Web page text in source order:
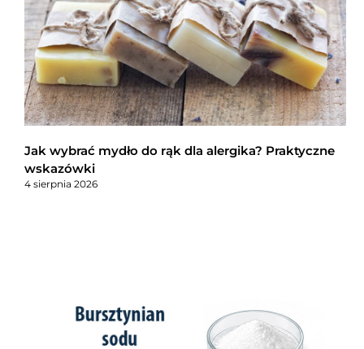
Jak wybrać mydło do rąk dla alergika? Praktyczne
wskazówki
4 sierpnia 2026